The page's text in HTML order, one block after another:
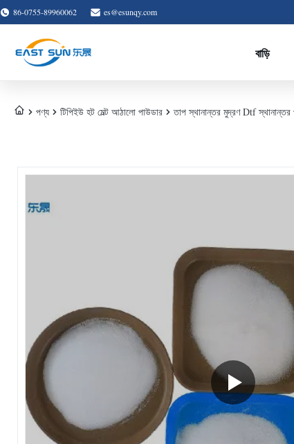
86-0755-89960062 es@esunqy.com
বাড়ি
পণ্য টিপিইউ হট মেল্ট আঠালো পাউডার তাপ স্থানান্তর মুদ্রণ Dtf স্থানান্তর